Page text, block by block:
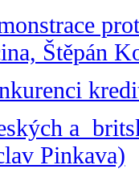
Štěpán
a
Pinkava)